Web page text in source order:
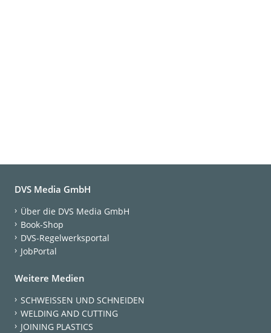
DVS Media GmbH
Über die DVS Media GmbH
Book-Shop
DVS-Regelwerksportal
JobPortal
Weitere Medien
SCHWEISSEN UND SCHNEIDEN
WELDING AND CUTTING
JOINING PLASTICS